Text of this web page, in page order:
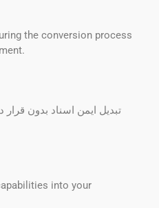
the conversion process
تبدیل ایمن اسناد بدون
into your